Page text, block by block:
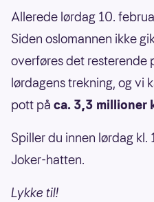
Allerede lørdag 10.
Siden oslomannen ikke
overføres det resterende
lørdagens trekning, og vi
pott på ca. 3,3 millioner
Spiller du innen lørdag
Joker-hatten.
Lykke til!